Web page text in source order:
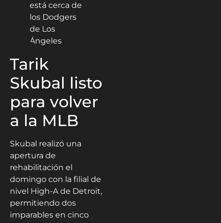
Tarik
Skubal listo
para volver
a la MLB
Skubal realizó una
apertura de
rehabilitación el
domingo con la filial de
nivel High-A de Detroit,
permitiendo dos
imparables en cinco